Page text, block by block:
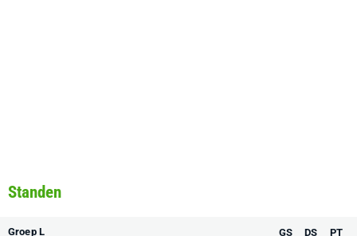
Standen
Groep L GS DS PT